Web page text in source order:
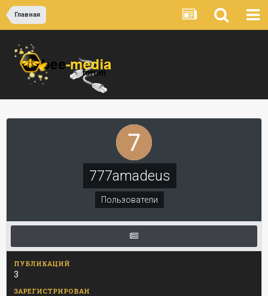
Главная
777amadeus
Пользователи
ПУБЛИКАЦИЙ
3
ЗАРЕГИСТРИРОВАН